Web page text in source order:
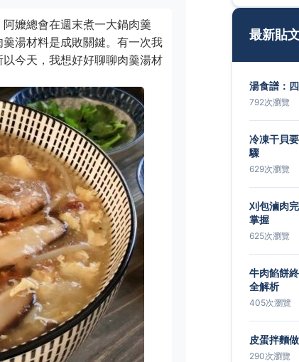
嬤總會在週末煮一大鍋肉羹
湯材料是成敗關鍵。有一次我
今天，我想好好聊聊肉羹湯材
最新貼
湯食譜：
792次瀏覽
冷凍干貝
驟
629次瀏覽
刈包滷肉
掌握
625次瀏覽
牛肉餡餅
全解析
405次瀏覽
皮蛋拌麵
290次瀏覽